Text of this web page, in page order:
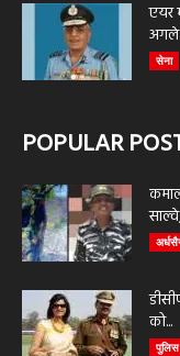
एयर
सेना
POPULAR
को...
पुलिस